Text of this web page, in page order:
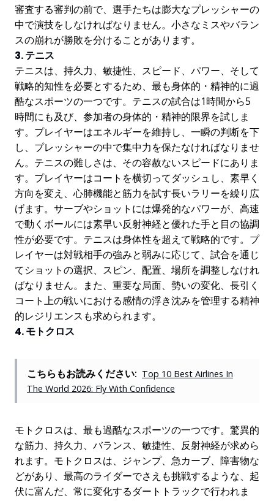
審査する審判の前で、選手たちは膨大なプレッシャーの
中で演技をしなければなりません。小さなミスやバラン
スの崩れが勝敗を分けることがあります。
3. テニス
テニスは、持久力、敏捷性、スピード、パワー、そして
戦略的知性を必要とするため、最も身体的・精神的に過
酷なスポーツの一つです。テニスの試合は1時間から5
時間にも及び、参加者の身体的・精神的限界を試しま
す。プレイヤーはエネルギーを維持し、一瞬の判断を下
し、プレッシャーの中で集中力を保たなければなりませ
ん。テニスの難しさは、その容赦ないスピードにありま
す。プレイヤーはコートを横切ってダッシュし、素早く
方向を変え、心肺機能と筋力を試す長いラリーを繰り広
げます。サーブやショットには爆発的なパワーが、高速
で動くボールには素早い反射神経と優れた手と目の協調
性が必要です。テニスは身体性を超えて戦略的です。プ
レイヤーは対戦相手の強みと弱みに応じて、試合を通じ
てショットの選択、スピン、配置、場所を調整しなけれ
ばなりません。また、重要な局面、勢いの変化、長引く
コート上の戦いにおける感情の浮き沈みを管理する精神
的レジリエンスも求められます。
4. モトクロス
こちらもお読みください: Top 10 Best Airlines In
The World 2026: Fly With Confidence
モトクロスは、最も過酷なスポーツの一つです。驚異的
な筋力、持久力、バランス、敏捷性、反射神経が求めら
れます。モトクロスは、ジャンプ、急カーブ、障害物な
どがあり、最高のライダーでさえも挑戦するような、起
伏に富んだ、常に変化するダートトラックで行われま